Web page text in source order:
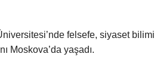
felsefe, siyaset bilimi
Moskova’da yaşadı.